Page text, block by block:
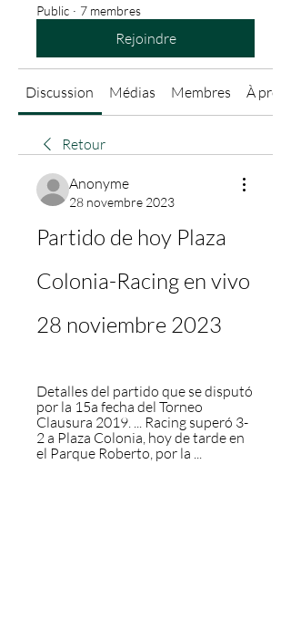
Public · 7 membres
Rejoindre
Discussion Médias Membres À
Retour
Anonyme
28 novembre 2023
Partido de hoy Plaza
Colonia-Racing en vivo
28 noviembre 2023
Detalles del partido que se disputó
por la 15a fecha del Torneo
Clausura 2019. ... Racing superó 3-
2 a Plaza Colonia, hoy de tarde en
el Parque Roberto, por la ...